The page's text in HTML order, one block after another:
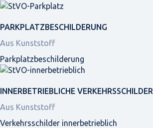
PARKPLATZ­BESCHILDERUNG
Aus Kunststoff
Parkplatz­beschilderung
INNER­BETRIEBLICHE VERKEHRS­SCHILDER
Aus Kunststoff
Verkehrsschilder innerbetrieblich